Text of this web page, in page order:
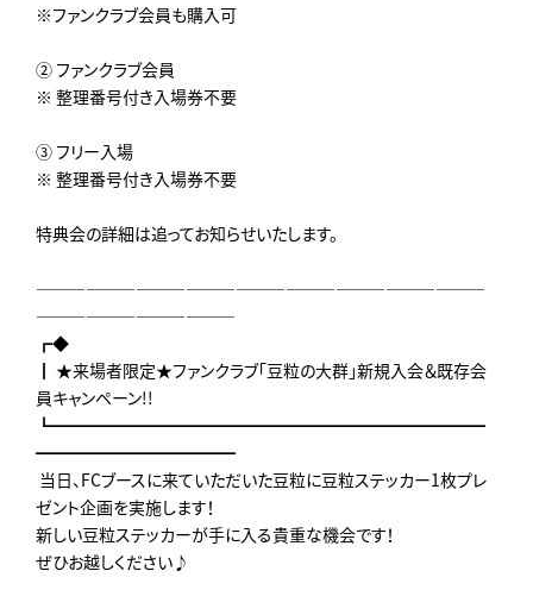
※ファンクラブ会員も購入可
② ファンクラブ会員
※ 整理番号付き入場券不要
③ フリー入場
※ 整理番号付き入場券不要
特典会の詳細は追ってお知らせいたします。
―――――――――――――――――――――――――――
――――――――――――
┏◆
┃ ★来場者限定★ファンクラブ「豆粒の大群」新規入会＆既存会
員キャンペーン!!
┗━━━━━━━━━━━━━━━━━━━━━━━━━━
━━━━━━━━━━━━
当日、FCブースに来ていただいた豆粒に豆粒ステッカー1枚プレ
ゼント企画を実施します！
新しい豆粒ステッカーが手に入る貴重な機会です！
ぜひお越しください♪